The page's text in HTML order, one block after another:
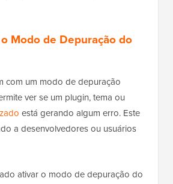
Modo de Depuração do
com um modo de depuração
ver se um plugin, tema ou
está gerando algum erro. Este
a desenvolvedores ou usuários
ativar o modo de depuração do